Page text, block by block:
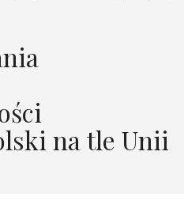
na tle Unii